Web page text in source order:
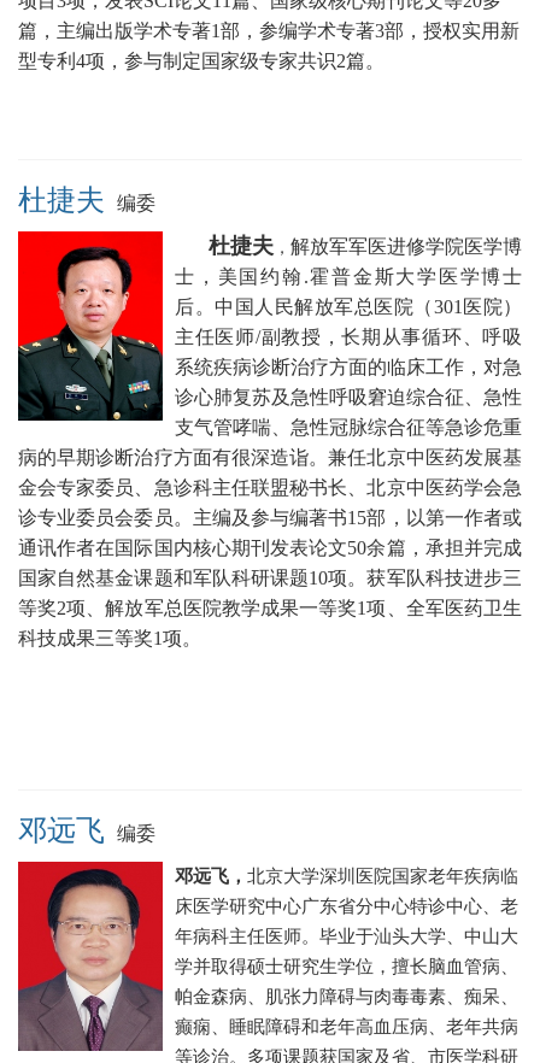
篇，主编出版学术专著1部，参编学术专著3部，授权实用新
型专利4项，参与制定国家级专家共识2篇。
杜捷夫 编委
杜捷夫 ， 解放军军医进修学院医学博
士，美国约翰.霍普金斯大学医学博士
后。中国人民解放军总医院（301医院）
主任医师/副教授，长期从事循环、呼吸
系统疾病诊断治疗方面的临床工作，对急
诊心肺复苏及急性呼吸窘迫综合征、急性
支气管哮喘、急性冠脉综合征等急诊危重
病的早期诊断治疗方面有很深造诣。兼任北京中医药发展基
金会专家委员、急诊科主任联盟秘书长 、北京中医药学会急
诊专业委员会委员。 主编及参与编著书15部，以第一作者或
通讯作者在国际国内核心期刊发表论文50余篇 ，承担并完成
国家自然基金课题和军队科研课题10项。获军队科技进步三
等奖2项、解放军总医院教学成果一等奖1项、 全军医药卫生
科技成果三等奖1项。
邓远飞 编委
邓远飞， 北京大学深圳医院 国家老年疾病临
床医学研究中心广东省分中心特诊中心、老
年病科主任医师。毕业于汕头大学、中山大
学并取得硕士研究生学位， 擅长脑血管病、
帕金森病、肌张力障碍与肉毒毒素、痴呆、
癫痫、睡眠障碍和老年高血压病、老年共病
等诊治。 多项课题获国家及省、市医学科研